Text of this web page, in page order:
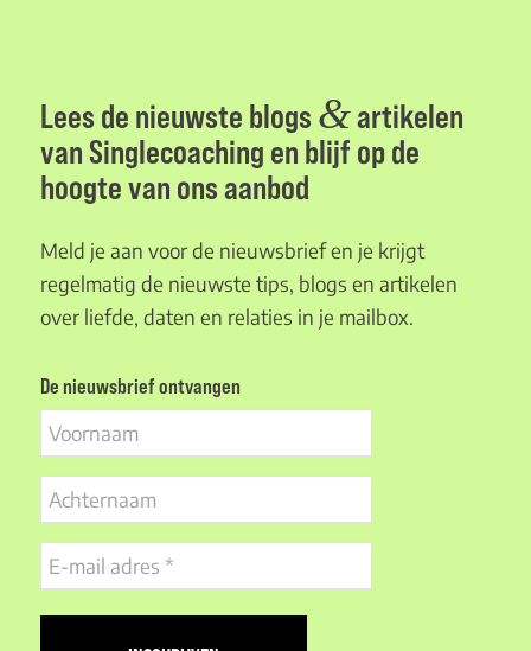
Lees de nieuwste blogs &artikelen
van Singlecoaching en blijf op de
hoogte van ons aanbod
Meld je aan voor de nieuwsbrief en je krijgt
regelmatig de nieuwste tips, blogs en artikelen
over liefde, daten en relaties in je mailbox.
De nieuwsbrief ontvangen
Voornaam
Achternaam
E-
mail
adres